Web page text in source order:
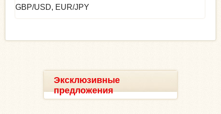
GBP/USD, EUR/JPY
Эксклюзивные
предложения